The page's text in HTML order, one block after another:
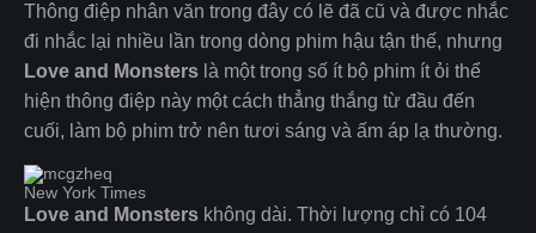
Thông điệp nhân văn trong đây có lẽ đã cũ và được nhắc
đi nhắc lại nhiều lần trong dòng phim hậu tận thế, nhưng
Love and Monsters là một trong số ít bộ phim ít ỏi thể
hiện thông điệp này một cách thẳng thắng từ đầu đến
cuối, làm bộ phim trở nên tươi sáng và ấm áp lạ thường.
New York Times
Love and Monsters không dài. Thời lượng chỉ có 104